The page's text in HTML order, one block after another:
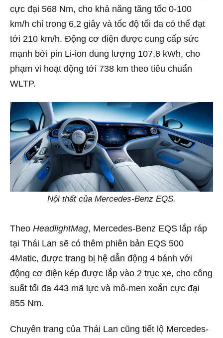
cực đại 568 Nm, cho khả năng tăng tốc 0-100
km/h chỉ trong 6,2 giây và tốc độ tối đa có thể đạt
tới 210 km/h. Động cơ điện được cung cấp sức
mạnh bởi pin Li-ion dung lượng 107,8 kWh, cho
phạm vi hoạt động tới 738 km theo tiêu chuẩn
WLTP.
Nội thất của Mercedes-Benz EQS.
Theo HeadlightMag, Mercedes-Benz EQS lắp ráp
tại Thái Lan sẽ có thêm phiên bản EQS 500
4Matic, được trang bị hệ dẫn động 4 bánh với
động cơ điện kép được lắp vào 2 trục xe, cho công
suất tối đa 443 mã lực và mô-men xoắn cực đại
855 Nm.
Chuyên trang của Thái Lan cũng tiết lộ Mercedes-